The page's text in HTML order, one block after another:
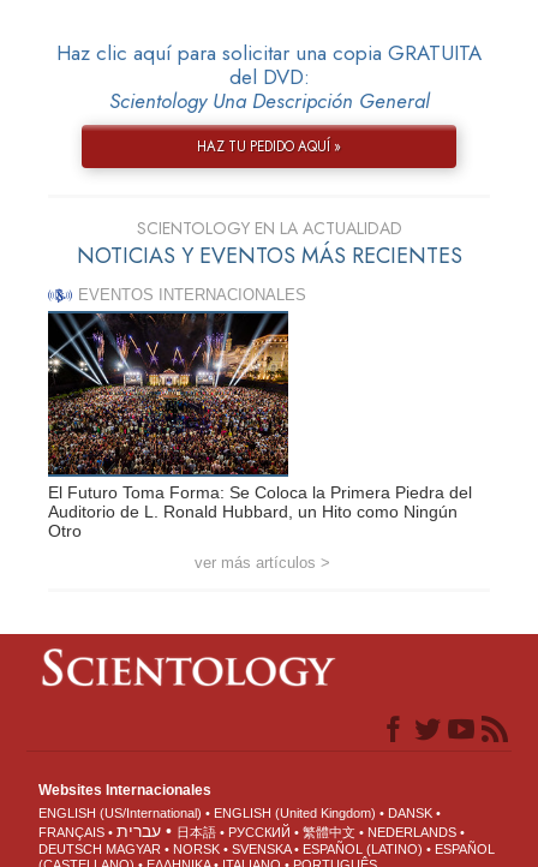
Haz clic aquí para solicitar una copia GRATUITA
del DVD:
Scientology Una Descripción General
HAZ TU PEDIDO AQUÍ »
SCIENTOLOGY EN LA ACTUALIDAD
NOTICIAS Y EVENTOS MÁS RECIENTES
EVENTOS INTERNACIONALES
El Futuro Toma Forma: Se Coloca la Primera Piedra del
Auditorio de L. Ronald Hubbard, un Hito como Ningún
Otro
ver más artículos >
Websites Internacionales
ENGLISH (US/International) ENGLISH (United Kingdom)
DANSK
FRANÇAIS
עברית 日本語 РУССКИЙ 繁體中文
NEDERLANDS
DEUTSCH MAGYAR NORSK SVENSKA ESPAÑOL (LATINO)
ESPAÑOL